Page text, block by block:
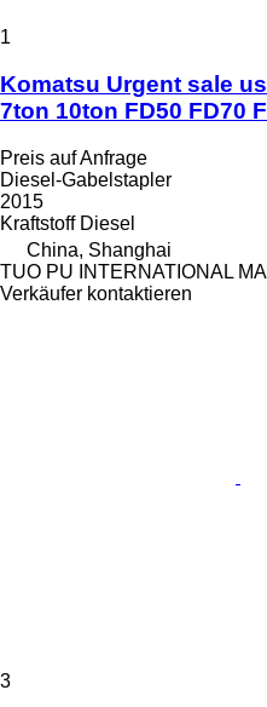
1
Komatsu Urgent sale
7ton 10ton FD50 FD70
Preis auf Anfrage
Diesel-Gabelstapler
2015
Kraftstoff Diesel
China, Shanghai
TUO PU INTERNATIONAL
Verkäufer kontaktieren
3